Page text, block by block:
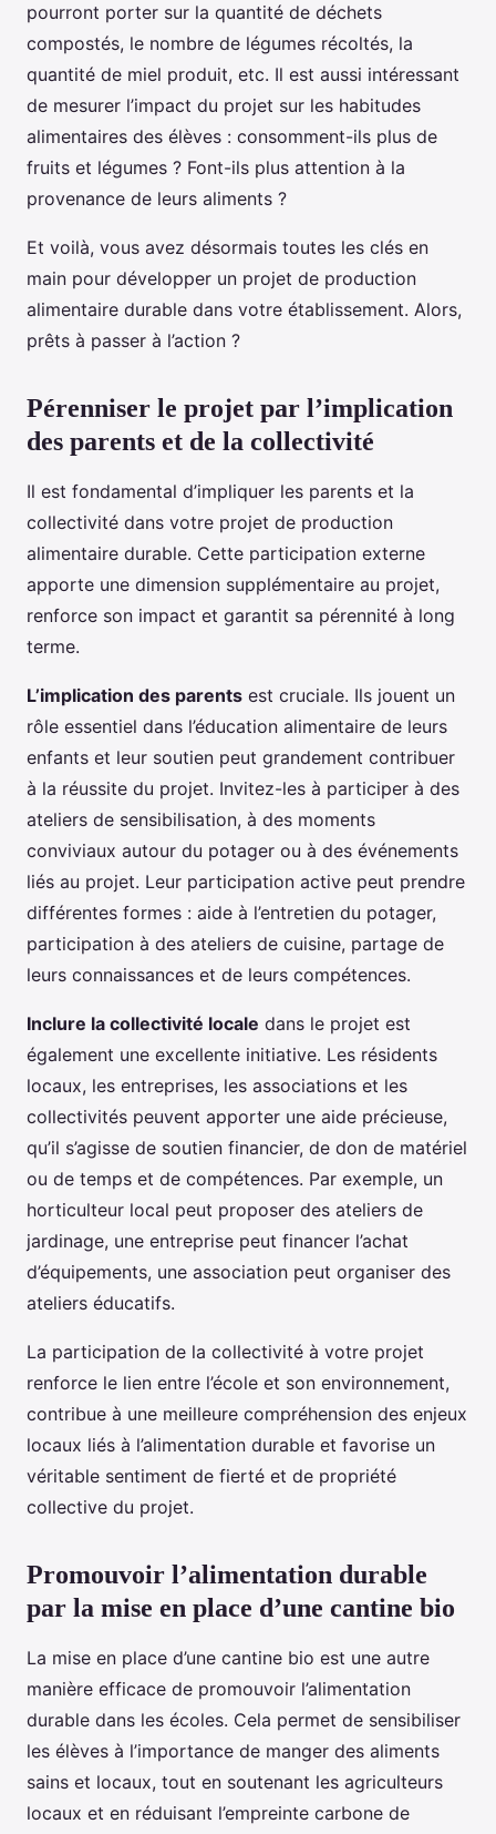
pourront porter sur la quantité de déchets
compostés, le nombre de légumes récoltés, la
quantité de miel produit, etc. Il est aussi intéressant
de mesurer l’impact du projet sur les habitudes
alimentaires des élèves : consomment-ils plus de
fruits et légumes ? Font-ils plus attention à la
provenance de leurs aliments ?
Et voilà, vous avez désormais toutes les clés en
main pour développer un projet de production
alimentaire durable dans votre établissement. Alors,
prêts à passer à l’action ?
Pérenniser le projet par l’implication
des parents et de la collectivité
Il est fondamental d’impliquer les parents et la
collectivité dans votre projet de production
alimentaire durable. Cette participation externe
apporte une dimension supplémentaire au projet,
renforce son impact et garantit sa pérennité à long
terme.
L’implication des parents est cruciale. Ils jouent un
rôle essentiel dans l’éducation alimentaire de leurs
enfants et leur soutien peut grandement contribuer
à la réussite du projet. Invitez-les à participer à des
ateliers de sensibilisation, à des moments
conviviaux autour du potager ou à des événements
liés au projet. Leur participation active peut prendre
différentes formes : aide à l’entretien du potager,
participation à des ateliers de cuisine, partage de
leurs connaissances et de leurs compétences.
Inclure la collectivité locale dans le projet est
également une excellente initiative. Les résidents
locaux, les entreprises, les associations et les
collectivités peuvent apporter une aide précieuse,
qu’il s’agisse de soutien financier, de don de matériel
ou de temps et de compétences. Par exemple, un
horticulteur local peut proposer des ateliers de
jardinage, une entreprise peut financer l’achat
d’équipements, une association peut organiser des
ateliers éducatifs.
La participation de la collectivité à votre projet
renforce le lien entre l’école et son environnement,
contribue à une meilleure compréhension des enjeux
locaux liés à l’alimentation durable et favorise un
véritable sentiment de fierté et de propriété
collective du projet.
Promouvoir l’alimentation durable
par la mise en place d’une cantine bio
La mise en place d’une cantine bio est une autre
manière efficace de promouvoir l’alimentation
durable dans les écoles. Cela permet de sensibiliser
les élèves à l’importance de manger des aliments
sains et locaux, tout en soutenant les agriculteurs
locaux et en réduisant l’empreinte carbone de